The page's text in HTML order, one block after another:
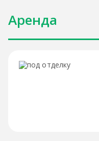
Аренда